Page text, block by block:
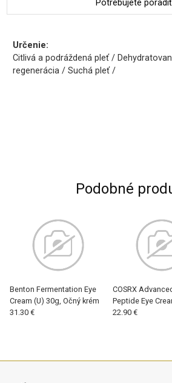
Potrebujete
Určenie:
Citlivá a podráždená pleť /
regenerácia / Suchá pleť /
Podobné
Benton Fermentation Eye
Cream (U) 30g, Očný krém
31.30 €
COSRX
Peptide Eye
25ml, Očný krém
22.90 €